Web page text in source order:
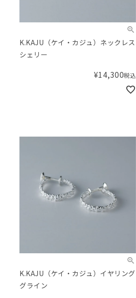
K.KAJU（ケイ・カジュ）ネックレス
シェリー
¥14,300税込
K.KAJU（ケイ・カジュ）イヤリング
グライン